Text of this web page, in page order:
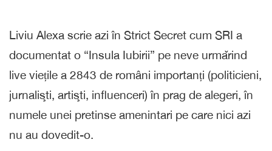
Liviu Alexa scrie azi în Strict Secret cum SRI a
documentat o “Insula Iubirii” pe neve urmǎrind
live viețile a 2843 de români importanți (politicieni,
jurnalişti, artişti, influenceri) în prag de alegeri, în
numele unei pretinse amenintari pe care nici azi
nu au dovedit-o.